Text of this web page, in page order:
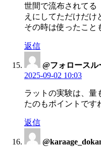
世間で流布されてる
えにしてただけだけ
その時は使ったこと
返信
@フォロースル
2025-09-02 10:03
ラットの実験は、量
たのもポイントです
返信